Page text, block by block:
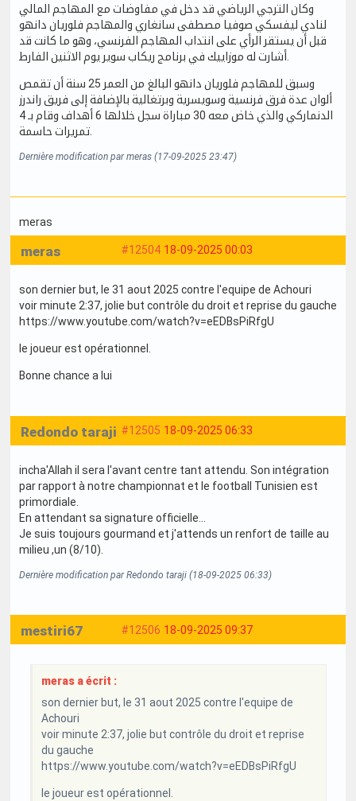
وكان الترجي الرياضي قد دخل في مفاوضات مع المهاجم المالي
لنادي ليفسكي صوفيا مصطفى سانغاري والمهاجم فلوريان دانهو
قبل أن يستقر الرأي على انتداب المهاجم الفرنسي، وهو ما كانت قد
وسبق للمهاجم فلوريان دانهو البالغ من العمر 25 سنة أن تقمص
ألوان عدة فرق فرنسية وسويسرية وبرتغالية بالإضافة إلى فريق راندرز
الدنماركي والذي خاض معه 30 مباراة سجل خلالها 6 أهداف وقام بـ 4
Dernière modification par meras (17-09-2025 23:47)
meras
#12504 18-09-2025 00:03
meras
son dernier but, le 31 aout 2025 contre l'equipe de Achouri
voir minute 2:37, jolie but contrôle du droit et reprise du gauche
https://www.youtube.com/watch?v=eEDBsPiRfgU
le joueur est opérationnel.
Bonne chance a lui
#12505 18-09-2025 06:33
Redondo taraji
incha'Allah il sera l'avant centre tant attendu. Son intégration
par rapport à notre championnat et le football Tunisien est
primordiale.
En attendant sa signature officielle...
Je suis toujours gourmand et j'attends un renfort de taille au
milieu ,un (8/10).
Dernière modification par Redondo taraji (18-09-2025 06:33)
#12506 18-09-2025 09:37
mestiri67
meras a écrit :
son dernier but, le 31 aout 2025 contre l'equipe de
Achouri
voir minute 2:37, jolie but contrôle du droit et reprise
du gauche
https://www.youtube.com/watch?v=eEDBsPiRfgU
le joueur est opérationnel.